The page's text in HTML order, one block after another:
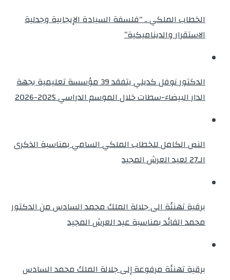
الخطاب الملكي .. “فلسفة السيادة الإيجابية وجدلية
الاستقرار والديناميكية”
الدكتور نوفل كديلي يتفقد 39 مؤسسة تعليمية بجهة
الدار البيضاء-سطات خلال الموسم الدراسي 2025-2026
النص الكامل للخطاب الملكي السامي بمناسبة الذكرى
الـ27 لعيد العرش المجيد
برقية تهنئة الى جلالة الملك محمد السادس من الدكتور
محمد الفائد بمناسبة عيد العرش المجيد
برقية تهنئة مرفوعة إلى جلالة الملك محمد السادس